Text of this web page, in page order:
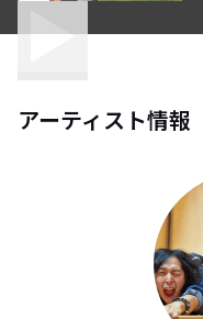
アーティスト情報